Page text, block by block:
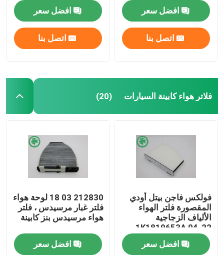
افضل سعر
اتصل بنا
افضل سعر
اتصل بنا
فلاتر هواء كابينة السيارات (20)
فولكس فاجن بيتل أودي
المقصورة فلتر الهواء
الألياف الزجاجية
1K1819653A 04-22
افضل سعر
212830 03 18 لوحة هواء
فلتر غبار مرسيدس ، فلتر
هواء مرسيدس بنز كابينة
افضل سعر